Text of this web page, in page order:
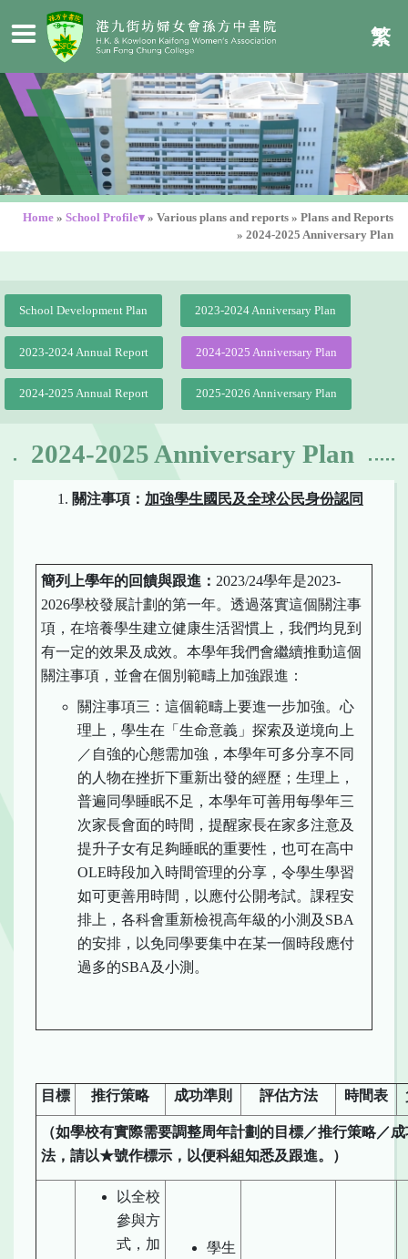
繁
Home » School Profile▾ » Various plans and reports » Plans and Reports
» 2024-2025 Anniversary Plan
School Development Plan 2023-2024 Anniversary Plan
2023-2024 Annual Report 2024-2025 Anniversary Plan
2024-2025 Annual Report 2025-2026 Anniversary Plan
2024-2025 Anniversary Plan
關注事項： 加強學生國民及全球公民身份認同
簡列上學年的回饋與跟進 ： 2023/24學年是2023-
2026學校發展計劃的第一年。透過落實這個關注事
項，在培養學生建立健康生活習慣上，我們均見到
有一定的效果及成效。本學年我們會繼續推動這個
關注事項，並會在個別範疇上加強跟進：
關注事項三：這個範疇上要進一步加強。心
理上，學生在「生命意義」探索及逆境向上
／自強的心態需加強，本學年可多分享不同
的人物在挫折下重新出發的經歷；生理上，
普遍同學睡眠不足，本學年可善用每學年三
次家長會面的時間，提醒家長在家多注意及
提升子女有足夠睡眠的重要性，也可在高中
OLE時段加入時間管理的分享，令學生學習
如可更善用時間，以應付公開考試。課程安
排上，各科會重新檢視高年級的小測及SBA
的安排，以免同學要集中在某一個時段應付
過多的SBA及小測。
目標 推行策略 成功準則 評估方法 時間表
（如學校有實際需要調整周年計劃的目標／推行策略／
法，請以★號作標示，以便科組知悉及跟進。）
以全校
參與方
式，加
學生